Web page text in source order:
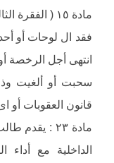
مادة ١٥ (
فقد ال لوحات أو
انتھى أجل الرخصة
سحبت أو ألغیت
قانون العقوبات أو
مادة ٢٣ :
الداخلیة مع أداء